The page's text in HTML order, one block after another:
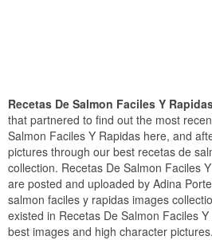
Recetas De Salmon Faciles Y
that partnered to find out the most
Salmon Faciles Y Rapidas here, and
pictures through our best recetas de
collection. Recetas De Salmon Faciles
are posted and uploaded by Adina
salmon faciles y rapidas images
existed in Recetas De Salmon Faciles
best images and high character pictures.